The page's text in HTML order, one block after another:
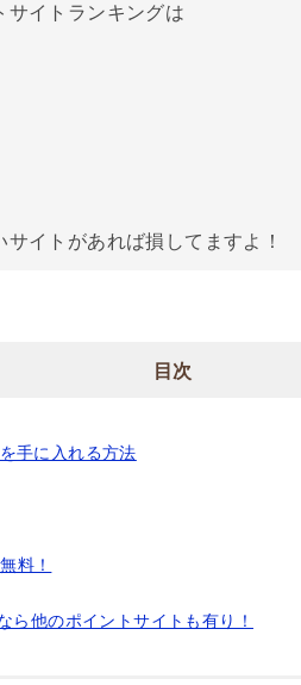
サイトランキングは
イトがあれば損してますよ！
目次
手に入れる方法
料！
ら他のポイントサイトも有り！